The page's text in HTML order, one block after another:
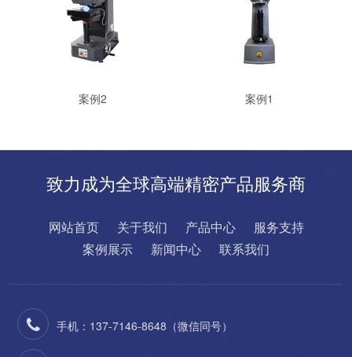
案例2 案例1
致力成为全球高端精密产品服务商
网站首页 关于我们 产品中心
服务支持
案例展示
新闻中心 联系我们
手机：137-7146-8648（微信同号）